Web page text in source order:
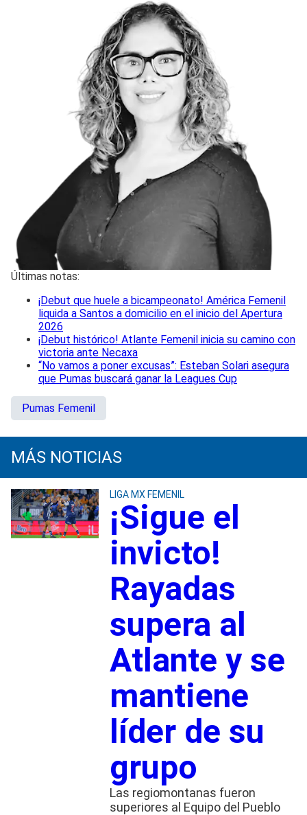
Últimas notas:
¡Debut que huele a bicampeonato! América Femenil
liquida a Santos a domicilio en el inicio del Apertura
2026
¡Debut histórico! Atlante Femenil inicia su camino con
victoria ante Necaxa
“No vamos a poner excusas”: Esteban Solari asegura
que Pumas buscará ganar la Leagues Cup
Pumas Femenil
MÁS NOTICIAS
LIGA MX FEMENIL
¡Sigue el
invicto!
Rayadas
supera al
Atlante y se
mantiene
líder de su
grupo
Las regiomontanas fueron
superiores al Equipo del Pueblo